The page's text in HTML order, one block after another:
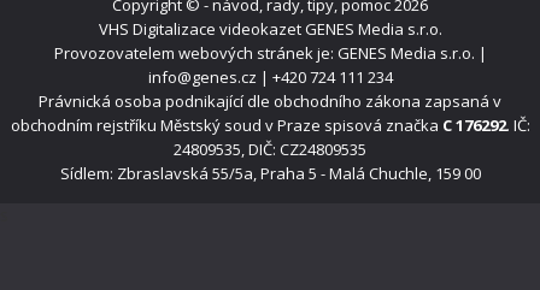
VHS Digitalizace videokazetGENES Media s.r.o.
Provozovatelem webových stránek je: GENES Media s.r.o. |
info@genes.cz | +420 724 111 234
Právnická osoba podnikající dle obchodního zákona zapsaná v
obchodním rejstříku Městský soud v Praze spisová značka C 176292. IČ:
24809535, DIČ: CZ24809535
Sídlem: Zbraslavská 55/5a, Praha 5 - Malá Chuchle, 159 00